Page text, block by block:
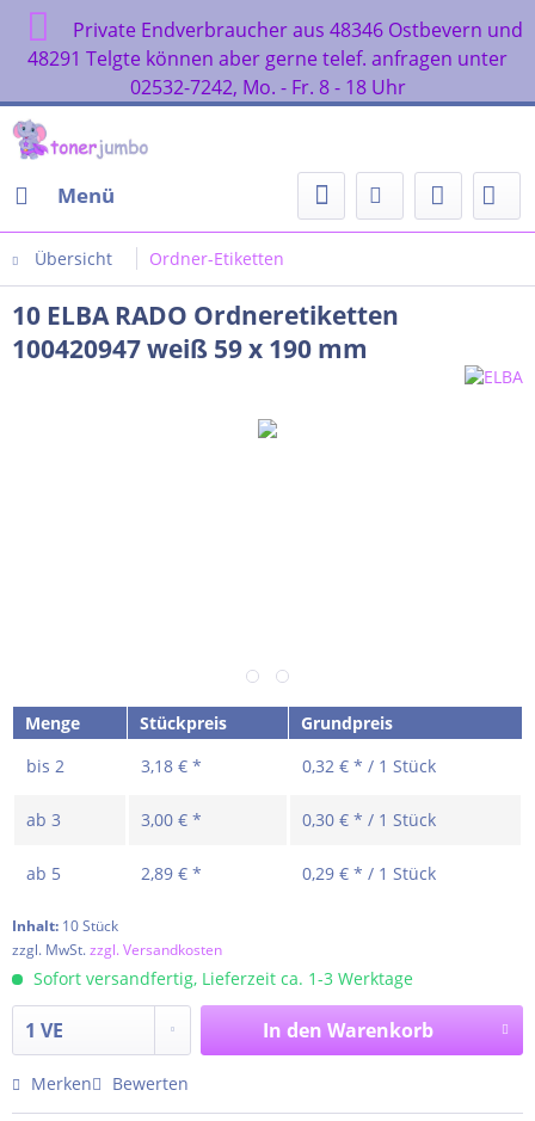
Private Endverbraucher aus 48346 Ostbevern und
48291 Telgte können aber gerne telef. anfragen unter
02532-7242, Mo. - Fr. 8 - 18 Uhr
Menü
Übersicht Ordner-Etiketten
10 ELBA RADO Ordneretiketten
100420947 weiß 59 x 190 mm
Menge Stückpreis
Grundpreis
bis 2 3,18 € * 0,32 € * / 1 Stück
ab 3 3,00 € * 0,30 € * / 1 Stück
ab 5 2,89 € * 0,29 € * / 1 Stück
Inhalt: 10 Stück
zzgl. MwSt.zzgl. Versandkosten
Sofort versandfertig, Lieferzeit ca. 1-3 Werktage
In den Warenkorb
Merken Bewerten